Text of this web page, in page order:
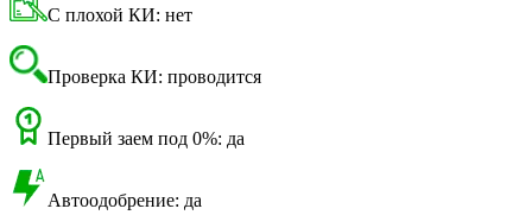
С плохой КИ: нет
Проверка КИ: проводится
Первый заем под 0%: да
Автоодобрение: да